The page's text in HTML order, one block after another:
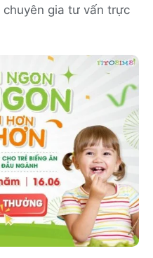
gia tư vấn trực